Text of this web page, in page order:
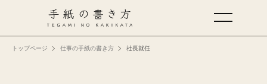
トップページ 仕事の手紙の書き方 社長就任
手紙の基本